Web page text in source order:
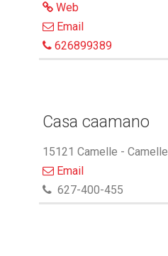
Web
Email
626899389
Casa caamano
15121 Camelle - Camelle
Email
627-400-455